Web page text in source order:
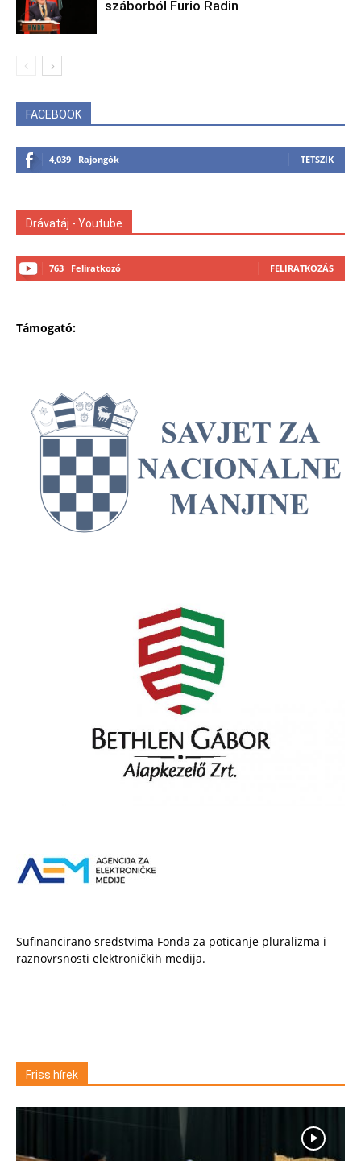
száborból Furio Radin
FACEBOOK
4,039 Rajongók TETSZIK
Drávatáj - Youtube
763 Feliratkozó FELIRATKOZÁS
Támogató:
Sufinancirano sredstvima Fonda za poticanje pluralizma i
raznovrsnosti elektroničkih medija.
Friss hírek